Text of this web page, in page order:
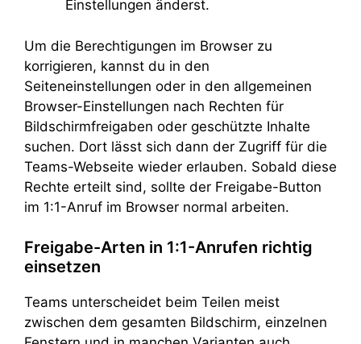
Einstellungen änderst.
Um die Berechtigungen im Browser zu
korrigieren, kannst du in den
Seiteneinstellungen oder in den allgemeinen
Browser-Einstellungen nach Rechten für
Bildschirmfreigaben oder geschützte Inhalte
suchen. Dort lässt sich dann der Zugriff für die
Teams-Webseite wieder erlauben. Sobald diese
Rechte erteilt sind, sollte der Freigabe-Button
im 1:1-Anruf im Browser normal arbeiten.
Freigabe-Arten in 1:1-Anrufen richtig
einsetzen
Teams unterscheidet beim Teilen meist
zwischen dem gesamten Bildschirm, einzelnen